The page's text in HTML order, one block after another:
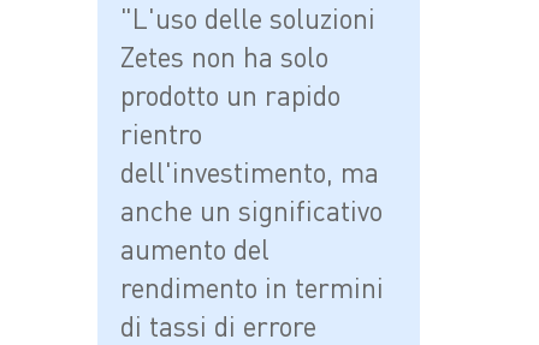
"L'uso delle soluzioni
Zetes non ha solo
prodotto un rapido
rientro
dell'investimento, ma
anche un significativo
aumento del
rendimento in termini
di tassi di errore